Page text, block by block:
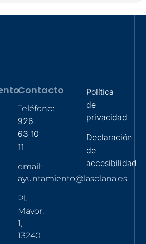
Contacto
Teléfono:
926
63 10
11
email:
ayuntamiento@lasolana.es
Pl.
Mayor,
1,
13240
Política
de
privacidad
Declaración
de
accesibilidad